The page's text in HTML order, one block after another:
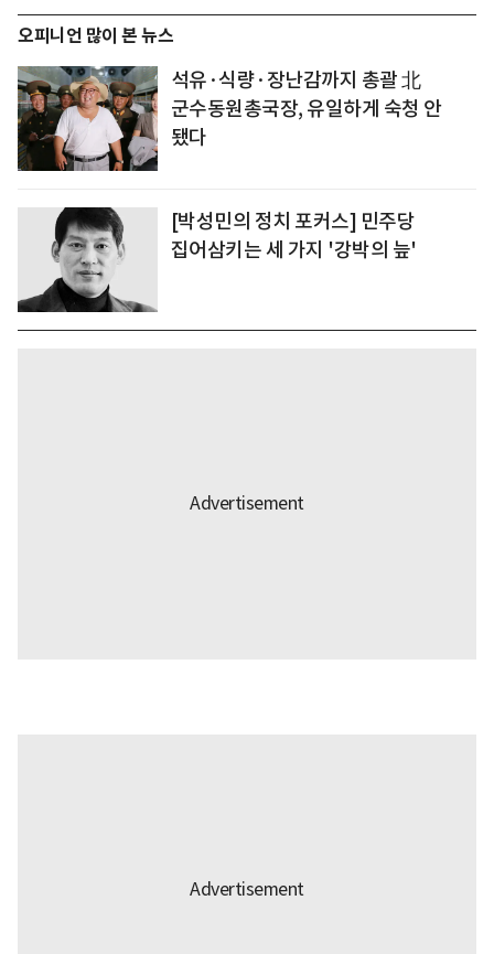
오피니언 많이 본 뉴스
석유·식량·장난감까지 총괄 北
군수동원총국장, 유일하게 숙청 안
됐다
[박성민의 정치 포커스] 민주당
집어삼키는 세 가지 '강박의 늪'